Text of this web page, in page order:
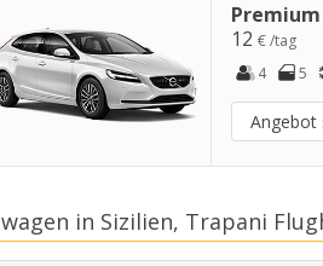
Premium
12€ /tag
4
5
Angebot
in Sizilien, Trapani